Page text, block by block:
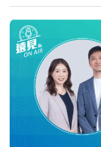
家爭鳴的激烈浪潮
集《遠見ON AIR》
遠，帶你解析可爾
健身新契機！ 🔺如
運動便利店」？ 🔺
壓力」空間？ 🔺對
「社會處方」 🔺超
力互助與微型創業
智庫總編輯 李建興